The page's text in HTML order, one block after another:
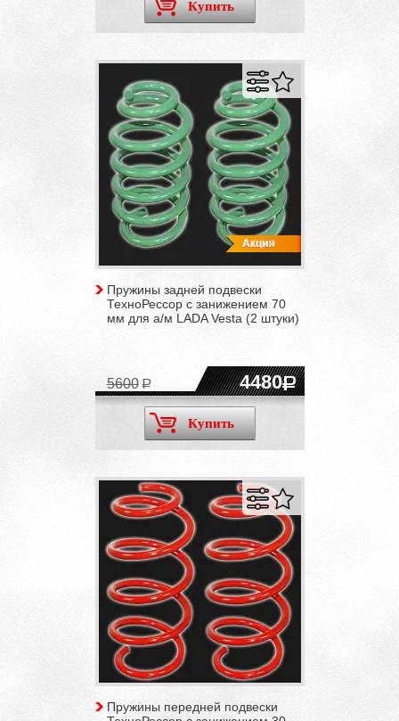
Купить
Пружины задней подвески
ТехноРессор с занижением 70
мм для а/м LADA Vesta (2 штуки)
4480
5600
Купить
Пружины передней подвески